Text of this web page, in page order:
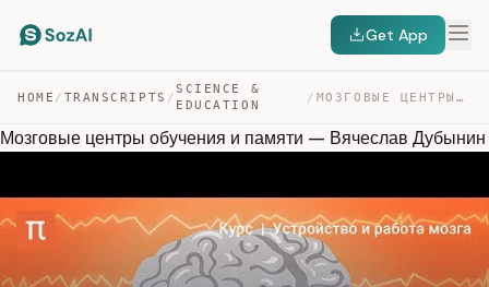
Get App
HOME / TRANSCRIPTS /
SCIENCE &
EDUCATION
/ МОЗГОВЫЕ ЦЕНТРЫ ОБУЧЕНИЯ И ПАМЯТИ — ВЯЧЕСЛАВ ДУБЫНИН — TRANSCRIPT
Мозговые центры обучения и памяти — Вячеслав Дубынин